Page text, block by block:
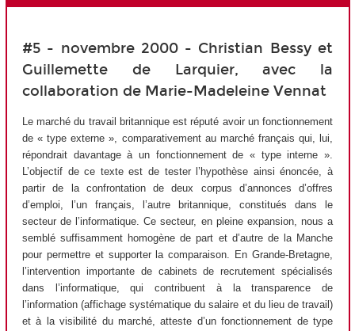
#5 - novembre 2000 - Christian Bessy et
Guillemette de Larquier, avec la
collaboration de Marie-Madeleine Vennat
Le marché du travail britannique est réputé avoir un fonctionnement
de « type externe », comparativement au marché français qui, lui,
répondrait davantage à un fonctionnement de « type interne ».
L’objectif de ce texte est de tester l’hypothèse ainsi énoncée, à
partir de la confrontation de deux corpus d’annonces d’offres
d’emploi, l’un français, l’autre britannique, constitués dans le
secteur de l’informatique. Ce secteur, en pleine expansion, nous a
semblé suffisamment homogène de part et d’autre de la Manche
pour permettre et supporter la comparaison. En Grande-Bretagne,
l’intervention importante de cabinets de recrutement spécialisés
dans l’informatique, qui contribuent à la transparence de
l’information (affichage systématique du salaire et du lieu de travail)
et à la visibilité du marché, atteste d’un fonctionnement de type